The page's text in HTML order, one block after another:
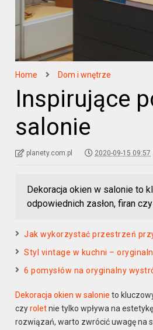
Home Dom i wnętrze
Inspirujące
salonie
planety.com.pl 2020-09-15 09:57
Dekoracja okien w salonie to
odpowiednich zasłon, firan
Jak wykorzystać przestrzeń
Styl vintage w kuchni –
6 pomysłów na oryginalny
Dekoracja okien w salonie to
czyroletnie tylko wpływa na
rozwiązań, warto zwrócić uwagę na